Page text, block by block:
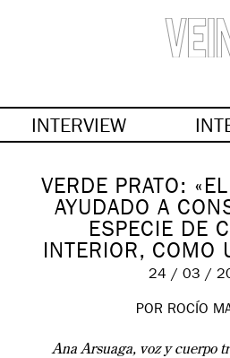
INTERVIEW
VERDE PRATO:
AYUDADO A
ESPECIE DE
INTERIOR, COMO
24 / 03 /
POR ROCÍO
Ana Arsuaga, voz y cuerpo